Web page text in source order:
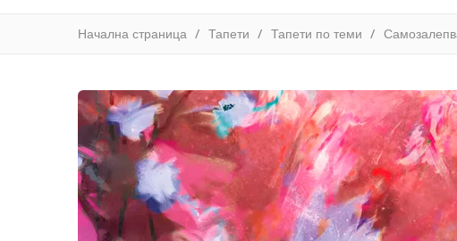
Начална страница Тапети Тапети по теми